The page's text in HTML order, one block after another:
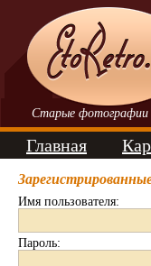
Старые фотографии
Главная
Имя пользователя:
Пароль: